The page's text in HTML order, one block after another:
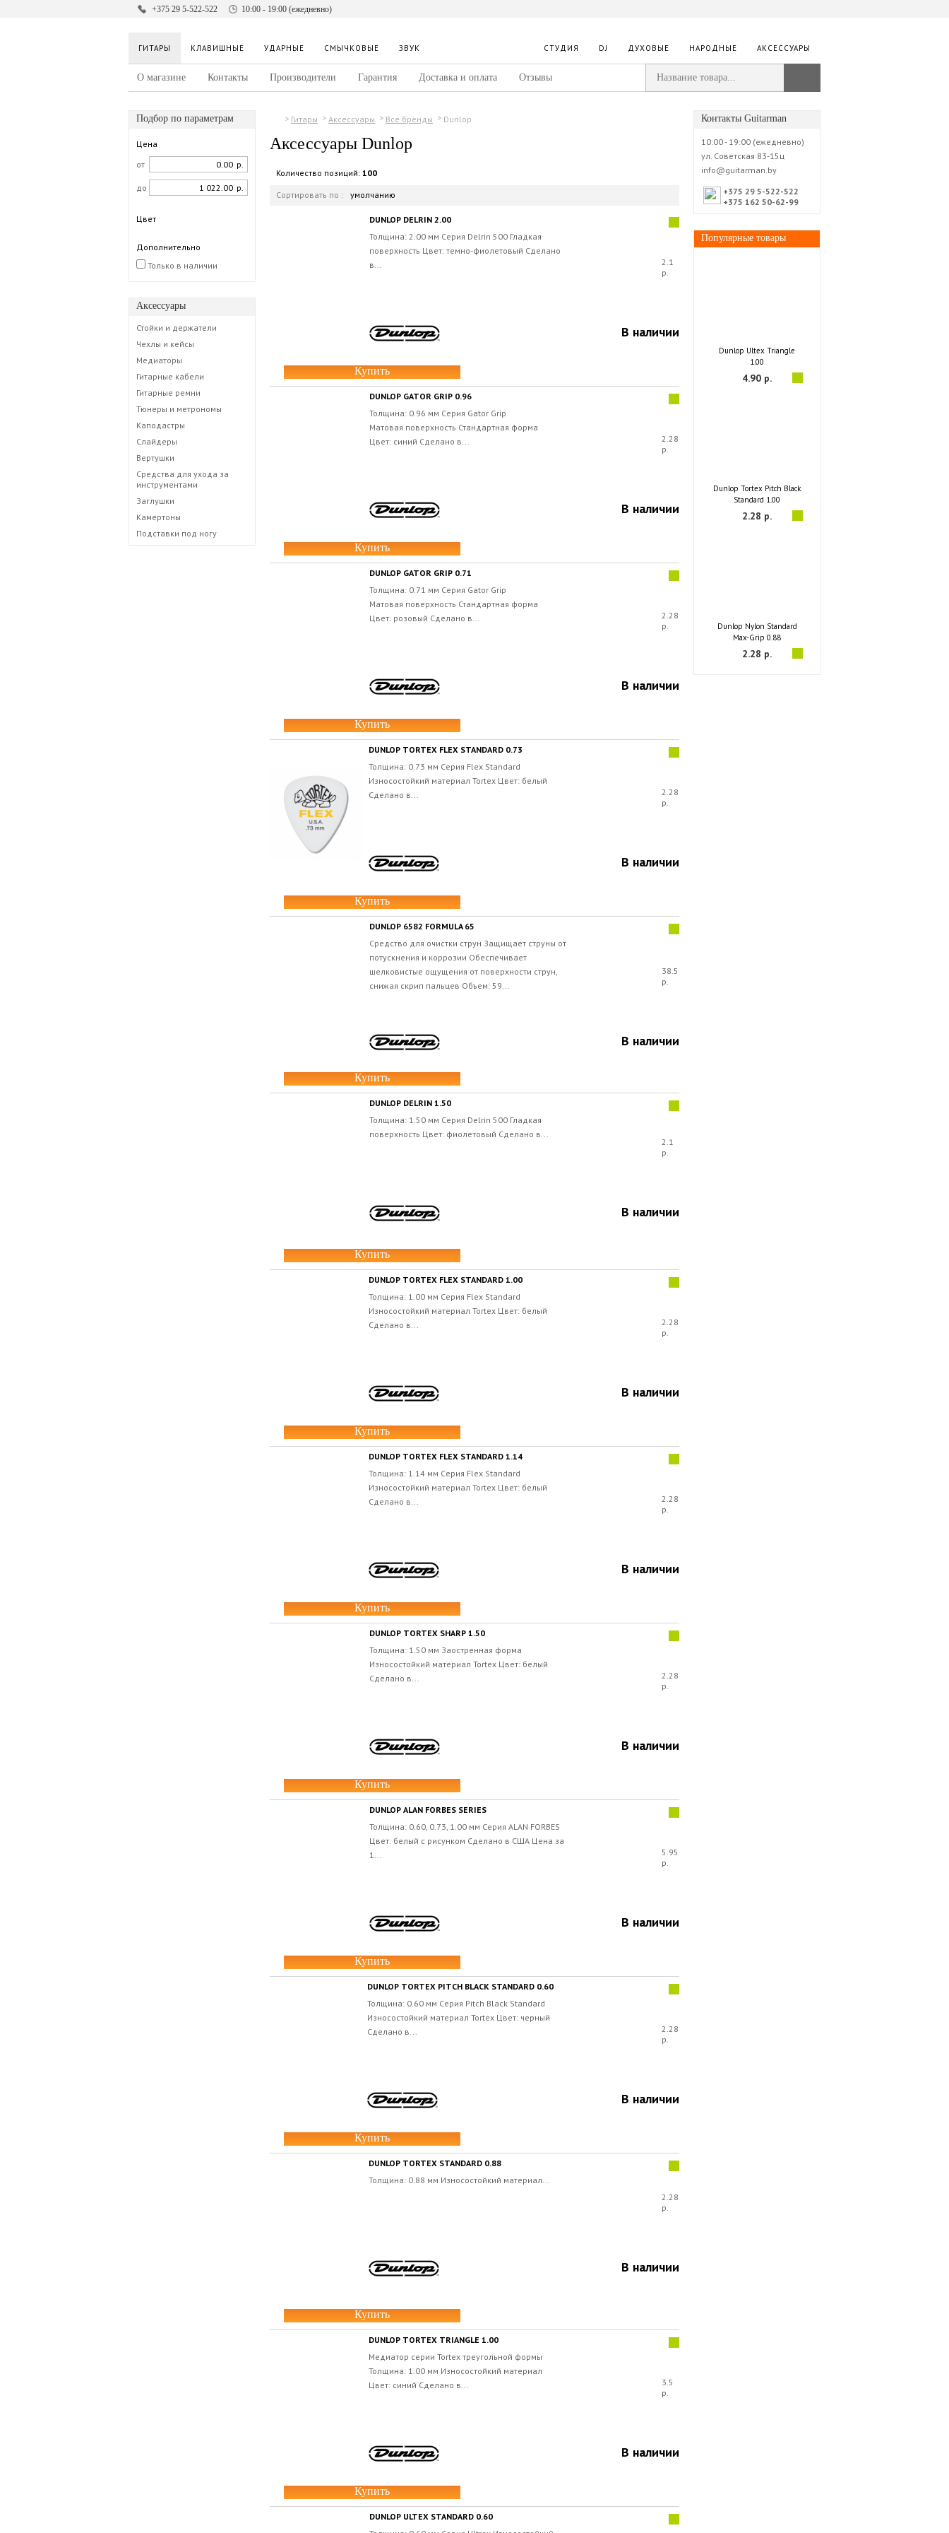
+375 29 5-522-522 10:00 - 19:00 (ежедневно)
ГИТАРЫ КЛАВИШНЫЕ УДАРНЫЕ СМЫЧКОВЫЕ ЗВУК СТУДИЯ DJ ДУХОВЫЕ НАРОДНЫЕ АКСЕССУАРЫ
О магазине Контакты Производители Гарантия Доставка и оплата Отзывы
Подбор по параметрам
Цена
от
р.
до р.
Цвет
Дополнительно
Только в наличии
Аксессуары
Стойки и держатели
Чехлы и кейсы
Медиаторы
Гитарные кабели
Гитарные ремни
Тюнеры и метрономы
Каподастры
Слайдеры
Вертушки
Средства для ухода за
инструментами
Заглушки
Камертоны
Подставки под ногу
Гитары Аксессуары Все бренды Dunlop
Аксессуары Dunlop
Количество позиций: 100
Сортировать по : умолчанию
DUNLOP DELRIN 2.00
Толщина: 2.00 мм Серия Delrin 500 Гладкая
поверхность Цвет: темно-фиолетовый Сделано
в...
2.1
р.
В наличии
Купить
DUNLOP GATOR GRIP 0.96
Толщина: 0.96 мм Серия Gator Grip
Матовая поверхность Стандартная форма
Цвет: синий Сделано в...
2.28
р.
В наличии
Купить
DUNLOP GATOR GRIP 0.71
Толщина: 0.71 мм Серия Gator Grip
Матовая поверхность Стандартная форма
Цвет: розовый Сделано в...
2.28
р.
В наличии
Купить
DUNLOP TORTEX FLEX STANDARD 0.73
Толщина: 0.73 мм Серия Flex Standard
Износостойкий материал Tortex Цвет: белый
Сделано в...
2.28
р.
В наличии
Купить
DUNLOP 6582 FORMULA 65
Средство для очистки струн Защищает струны от
потускнения и коррозии Обеспечивает
шелковистые ощущения от поверхности струн,
снижая скрип пальцев Объем: 59...
38.5
р.
В наличии
Купить
DUNLOP DELRIN 1.50
Толщина: 1.50 мм Серия Delrin 500 Гладкая
поверхность Цвет: фиолетовый Сделано в...
2.1
р.
В наличии
Купить
DUNLOP TORTEX FLEX STANDARD 1.00
Толщина: 1.00 мм Серия Flex Standard
Износостойкий материал Tortex Цвет: белый
Сделано в...
2.28
р.
В наличии
Купить
DUNLOP TORTEX FLEX STANDARD 1.14
Толщина: 1.14 мм Серия Flex Standard
Износостойкий материал Tortex Цвет: белый
Сделано в...
2.28
р.
В наличии
Купить
DUNLOP TORTEX SHARP 1.50
Толщина: 1.50 мм Заостренная форма
Износостойкий материал Tortex Цвет: белый
Сделано в...
2.28
р.
В наличии
Купить
DUNLOP ALAN FORBES SERIES
Толщина: 0.60, 0.73, 1.00 мм Серия ALAN FORBES
Цвет: белый с рисунком Сделано в США Цена за
1...
5.95
р.
В наличии
Купить
DUNLOP TORTEX PITCH BLACK STANDARD 0.60
Толщина: 0.60 мм Серия Pitch Black Standard
Износостойкий материал Tortex Цвет: черный
Сделано в...
2.28
р.
В наличии
Купить
DUNLOP TORTEX STANDARD 0.88
Толщина: 0.88 мм Износостойкий материал...
2.28
р.
В наличии
Купить
DUNLOP TORTEX TRIANGLE 1.00
Медиатор серии Tortex треугольной формы
Толщина: 1.00 мм Износостойкий материал
Цвет: синий Сделано в...
3.5
р.
В наличии
Купить
DUNLOP ULTEX STANDARD 0.60
Контакты Guitarman
10:00 - 19:00 (ежедневно)
ул. Советская 83-15ц
info@guitarman.by
+375 29 5-522-522
+375 162 50-62-99
Популярные товары
Dunlop Ultex Triangle
1.00
4.90 р.
Dunlop Tortex Pitch Black
Standard 1.00
2.28 р.
Dunlop Nylon Standard
Max-Grip 0.88
2.28 р.